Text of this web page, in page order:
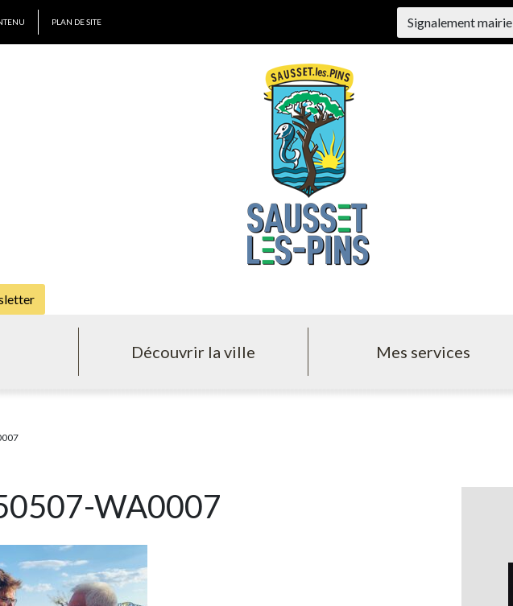
PLAN DE SITE Signalement mairie
Découvrir la ville Mes services
WA0007